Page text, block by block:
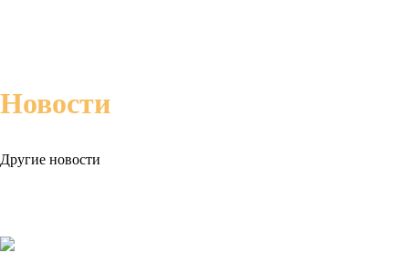
Новости
Другие новости